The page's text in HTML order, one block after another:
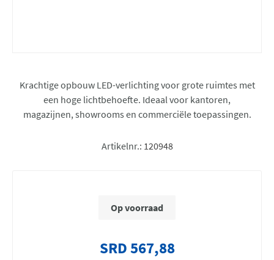
Krachtige opbouw LED-verlichting voor grote ruimtes met
een hoge lichtbehoefte. Ideaal voor kantoren,
magazijnen, showrooms en commerciële toepassingen.
Artikelnr.: 120948
Op voorraad
SRD 567,88